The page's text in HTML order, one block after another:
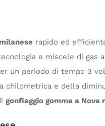
rapido ed
e miscele di
un periodo di tempo 3
chilometrica e della
gonfiaggio gomme a Nova